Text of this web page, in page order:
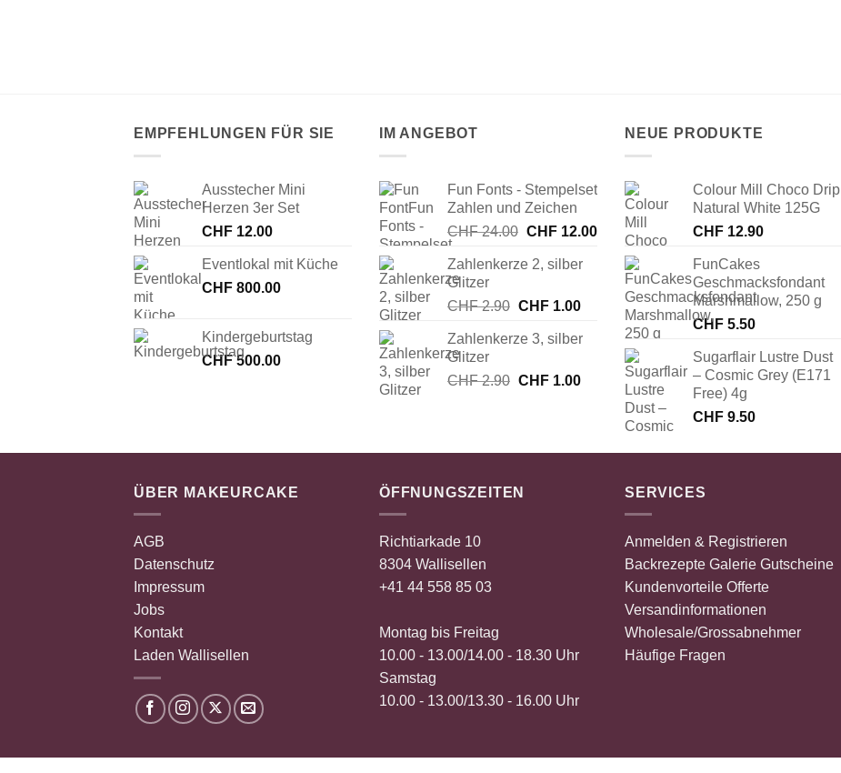
EMPFEHLUNGEN FÜR SIE
Ausstecher Mini
Herzen 3er Set
CHF 12.00
Eventlokal mit Küche
CHF 800.00
Kindergeburtstag
CHF500.00
IM ANGEBOT
Fun Fonts - Stempelset
Zahlen und Zeichen
CHF24.00 Ursprünglicher
war:
CHF12.00Aktueller
Preis
CHF 12.00.
Zahlenkerze 2, silber
Glitzer
CHF2.90 Ursprünglicher
war:
CHF1.00Aktueller
ist:
CHF 1.00.
Zahlenkerze 3, silber
Glitzer
CHF2.90 Ursprünglicher
CHF1.00Aktueller
NEUE PRODUKTE
Colour Mill Choco Drip
Natural White 125G
CHF 12.90
FunCakes
Geschmacksfondant
Marshmallow, 250 g
CHF 5.50
Sugarflair Lustre Dust
– Cosmic Grey (E171
Free) 4g
CHF 9.50
ÜBER MAKEURCAKE
AGB
Datenschutz
Impressum
Jobs
Kontakt
Laden Wallisellen
ÖFFNUNGSZEITEN
Richtiarkade 10
8304 Wallisellen
+41 44 558 85 03
Montag bis Freitag
10.00 - 13.00/14.00 - 18.30 Uhr
Samstag
10.00 - 13.00/13.30 - 16.00 Uhr
SERVICES
Anmelden & Registrieren
Backrezepte Galerie Gutscheine
Kundenvorteile Offerte
Versandinformationen
Wholesale/Grossabnehmer
Häufige Fragen